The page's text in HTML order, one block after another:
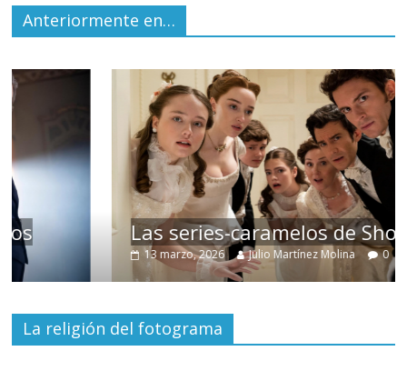
Anteriormente en…
Las series-caramelos de Shondaland
Julio Martínez Molina 0
La religión del fotograma